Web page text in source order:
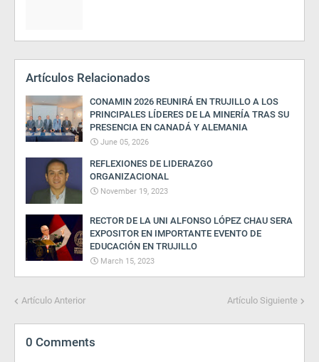
Artículos Relacionados
CONAMIN 2026 REUNIRÁ EN TRUJILLO A LOS
PRINCIPALES LÍDERES DE LA MINERÍA TRAS SU
PRESENCIA EN CANADÁ Y ALEMANIA
June 05, 2026
REFLEXIONES DE LIDERAZGO
ORGANIZACIONAL
November 19, 2023
RECTOR DE LA UNI ALFONSO LÓPEZ CHAU SERA
EXPOSITOR EN IMPORTANTE EVENTO DE
EDUCACIÓN EN TRUJILLO
March 15, 2023
Artículo Anterior Artículo Siguiente
0 Comments